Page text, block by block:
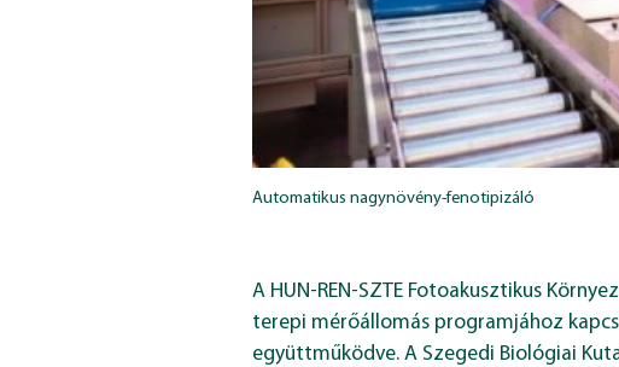
Automatikus nagynövény-fenotipizáló
A HUN-REN-SZTE Fotoakusztikus
terepi mérőállomás programjához
együttműködve. A Szegedi Biológiai